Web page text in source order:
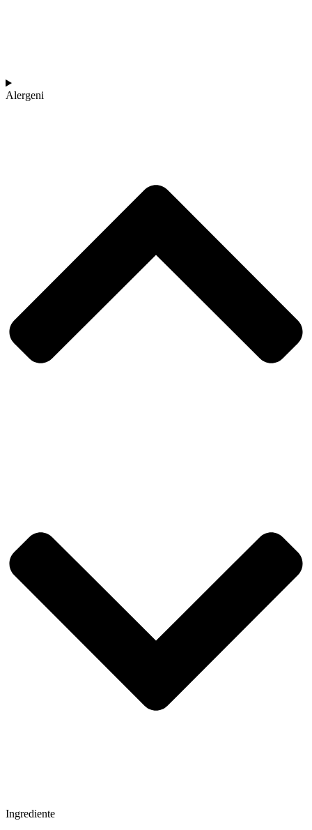
Alergeni
Ingrediente